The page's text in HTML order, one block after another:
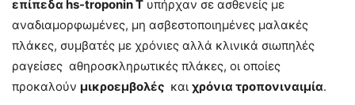
επίπεδα hs-troponin Τ υπήρχαν σε ασθενείς με
αναδιαμορφωμένες, μη ασβεστοποιημένες μαλακές
πλάκες, συμβατές με χρόνιες αλλά κλινικά σιωπηλές
ραγείσες αθηροσκληρωτικές πλάκες, οι οποίες
προκαλούν μικροεμβολές και χρόνια τροπονιναιμία.